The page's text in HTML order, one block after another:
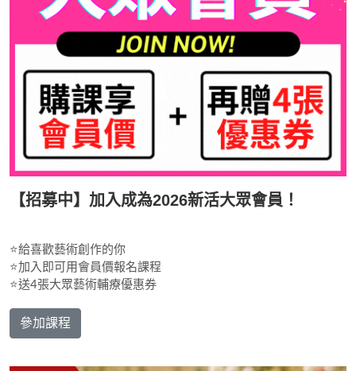
【招募中】加入成為2026新活大眾會員！
⭐給喜歡藝術創作的你
⭐加入即可用會員價報名課程
⭐送4張大眾藝術輔療優惠券
參加課程